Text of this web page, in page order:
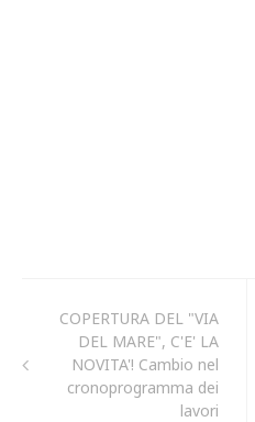
COPERTURA DEL "VIA
DEL MARE", C'E' LA
NOVITA'! Cambio nel
cronoprogramma dei
lavori